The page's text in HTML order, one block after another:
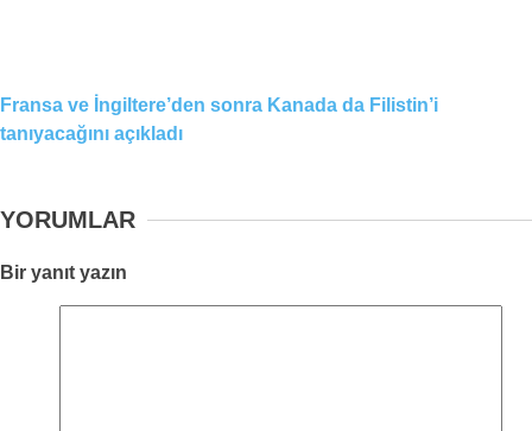
Fransa ve İngiltere’den sonra Kanada da Filistin’i
tanıyacağını açıkladı
YORUMLAR
Bir yanıt yazın